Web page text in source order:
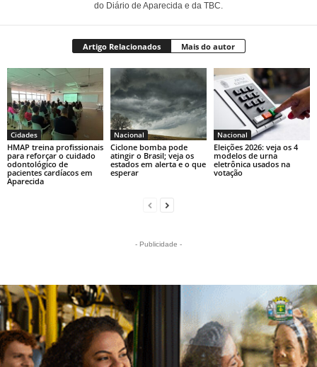
do Diário de Aparecida e da TBC.
Artigo Relacionados Mais do autor
Cidades
HMAP treina profissionais
para reforçar o cuidado
odontológico de
pacientes cardíacos em
Aparecida
Nacional
Ciclone bomba pode
atingir o Brasil; veja os
estados em alerta e o que
esperar
Nacional
Eleições 2026: veja os 4
modelos de urna
eletrônica usados na
votação
- Publicidade -